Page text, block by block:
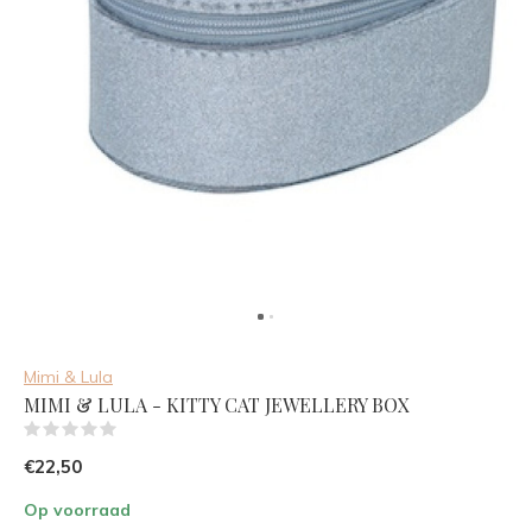
Mimi & Lula
MIMI & LULA - KITTY CAT JEWELLERY BOX
€22,50
Op voorraad